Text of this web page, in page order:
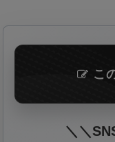
こ
＼＼